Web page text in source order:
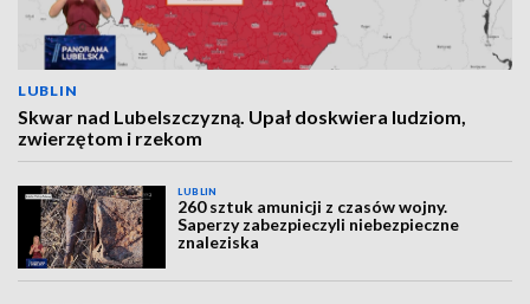
LUBLIN
Skwar nad Lubelszczyzną. Upał doskwiera ludziom,
zwierzętom i rzekom
LUBLIN
260 sztuk amunicji z czasów wojny.
Saperzy zabezpieczyli niebezpieczne
znaleziska